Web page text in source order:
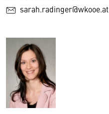
sarah.radinger@wkooe.at